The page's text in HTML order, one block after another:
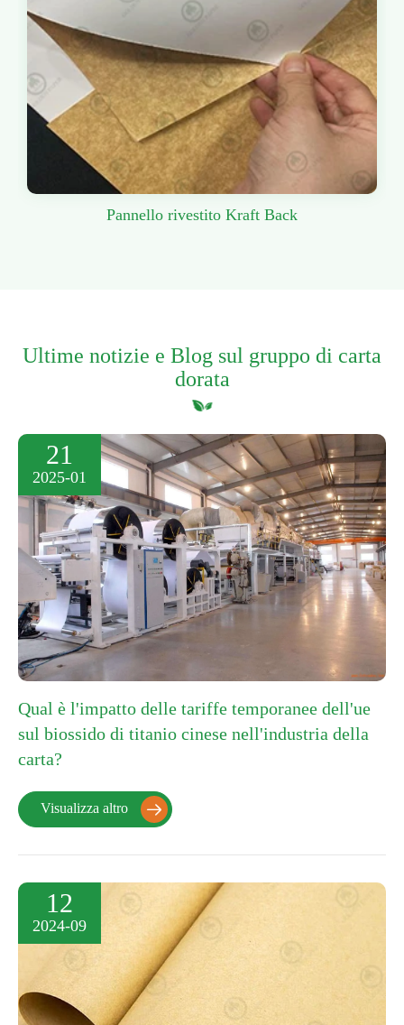
Pannello rivestito Kraft Back
Ultime notizie e Blog sul gruppo di carta
dorata
21
2025-01
Qual è l'impatto delle tariffe temporanee dell'ue
sul biossido di titanio cinese nell'industria della
carta?
Visualizza altro 
12
2024-09